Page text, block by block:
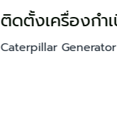
Caterpillar Generator